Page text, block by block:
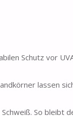
Schutz vor
lassen
So bleibt